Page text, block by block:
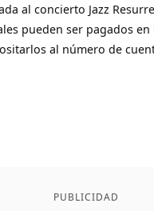
al concierto Jazz
pueden ser pagados en
al número de
PUBLICIDAD